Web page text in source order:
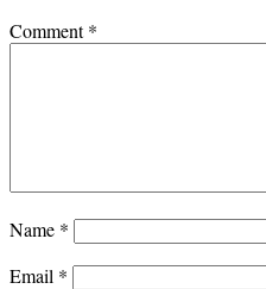
Comment*
Name *
Email *